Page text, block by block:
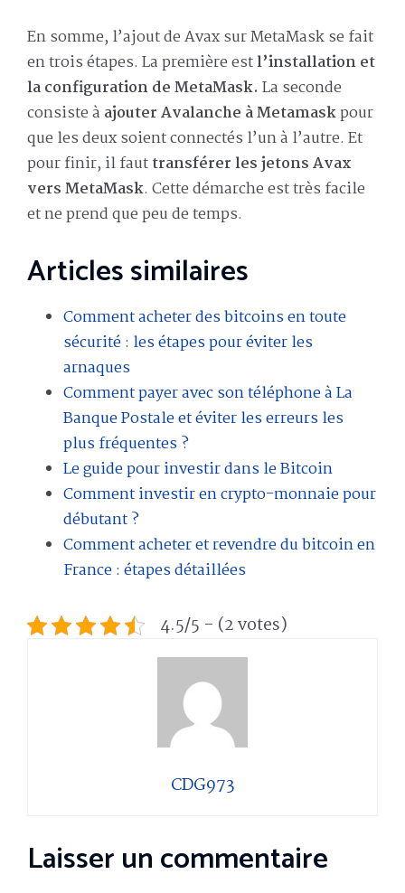
En somme, l’ajout de Avax sur MetaMask se fait
en trois étapes. La première estl’installation et
la configuration de MetaMask. La seconde
consiste à ajouter Avalanche à Metamaskpour
que les deux soient connectés l’un à l’autre. Et
pour finir, il fauttransférer les jetons Avax
vers MetaMask. Cette démarche est très facile
et ne prend que peu de temps.
Articles similaires
Comment acheter des bitcoins en toute
sécurité : les étapes pour éviter les
arnaques
Comment payer avec son téléphone à La
Banque Postale et éviter les erreurs les
plus fréquentes ?
Le guide pour investir dans le Bitcoin
Comment investir en crypto-monnaie pour
débutant ?
Comment acheter et revendre du bitcoin en
France : étapes détaillées
4.5/5 - (2 votes)
CDG973
Laisser un commentaire